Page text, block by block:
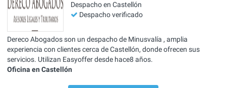
Despacho en Castellón
Despacho verificado
Dereco Abogados son un despacho de Minusvalía , amplia
experiencia con clientes cerca de Castellón, donde ofrecen sus
servicios. Utilizan Easyoffer desde hace8 años.
Oficina en Castellón